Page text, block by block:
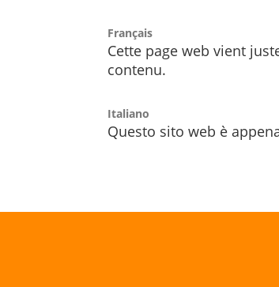
Français
Cette page web vient
contenu.
Italiano
Questo sito web è